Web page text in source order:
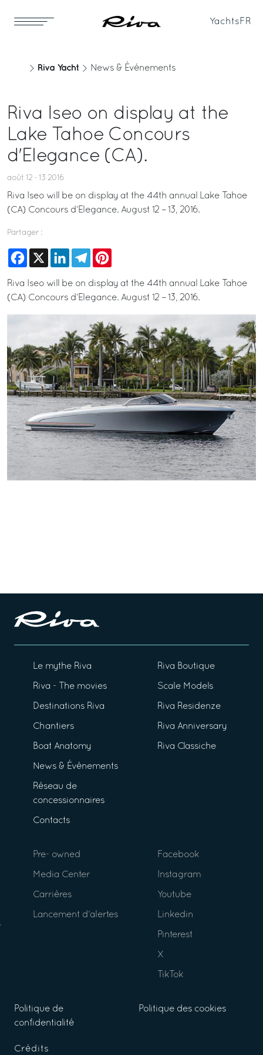
Yachts FR
Riva Yacht News & Événements
Riva Iseo on display at the
Lake Tahoe Concours
d'Elegance (CA).
août 12 - 13 2016
Riva Iseo will be on display at the 44th annual Lake Tahoe
(CA) Concours d’Elegance. August 12 – 13, 2016.
Partager :
Facebook
X LinkedInTelegram
Riva Iseo will be on display at the 44th annual Lake Tahoe
(CA) Concours d’Elegance. August 12 – 13, 2016.
Le mythe Riva
Riva - The movies
Destinations Riva
Chantiers
Boat Anatomy
News & Événements
Réseau de
concessionnaires
Contacts
Riva Boutique
Scale Models
Riva Residenze
Riva Anniversary
Riva Classiche
Pre- owned
Media Center
Carrières
Lancement d’alertes
Facebook
Instagram
Youtube
Linkedin
Pinterest
X
TikTok
Politique de
confidentialité
Politique des cookies
Crédits